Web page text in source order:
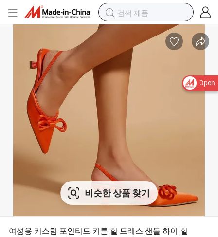
Open
비슷한 상품 찾기
여성용 커스텀 포인티드 키튼 힐 드레스 샌들 하이 힐